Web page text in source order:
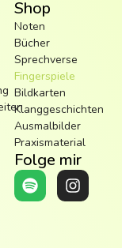
Shop
Noten
Bücher
Sprechverse
Fingerspiele
Bildkarten
Klanggeschichten
Ausmalbilder
Praxismaterial
Folge mir